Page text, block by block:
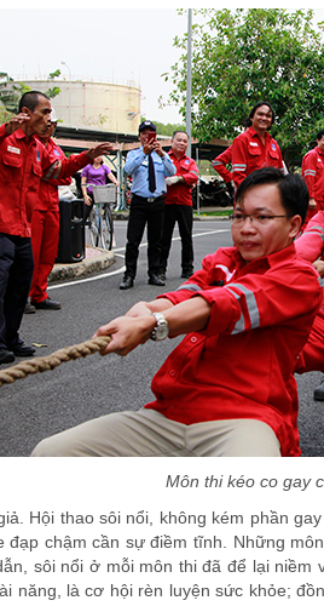
Môn thi kéo co gay
Hội thao sôi nổi, không kém phần
chậm cần sự điềm tĩnh. Những
sôi nổi ở mỗi môn thi đã để lại
năng, là cơ hội rèn luyện sức khỏe;